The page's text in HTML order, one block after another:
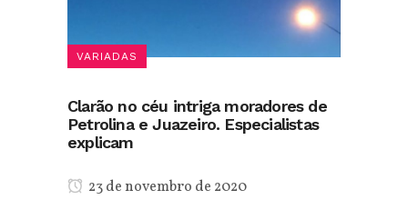
VARIADAS
Clarão no céu intriga moradores de
Petrolina e Juazeiro. Especialistas
explicam
23 de novembro de 2020